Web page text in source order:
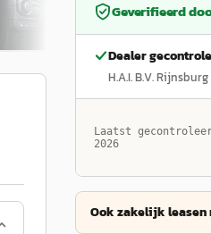
Geverifieerd
Dealer
H.A.I. B.V. Rijnsburg
Laatst
2026
Ook zakelijk